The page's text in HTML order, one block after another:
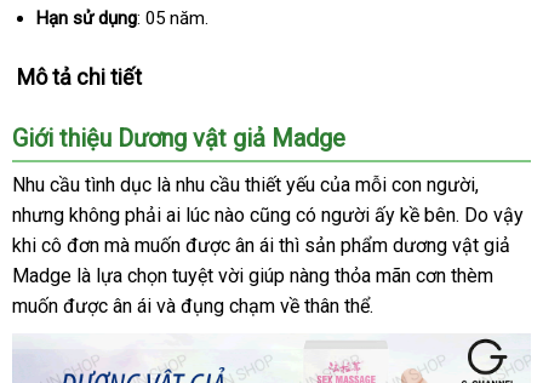
Hạn sử dụng: 05 năm.
Mô tả chi tiết
Giới thiệu Dương vật giả Madge
Nhu cầu tình dục là nhu cầu thiết yếu giá
sỉ
của mỗi con ngườithương
hiệu
,
xứ
nhưng không phải ai lúc nào bỏ
sỉ
cũng có người ấy kề bêndễ
dàng
. Do vậy
khi cô đơn nhập
khẩu
mà muốn có
nên
chọn
được ân ái gần
nhất
thì sản phẩm dương vật giả
Madge là lựa chọn tuyệt vời giúp nàng thỏa mãn cơn thèm
muốn vận
được ân ái bền
và đụng chạm về thân thể.